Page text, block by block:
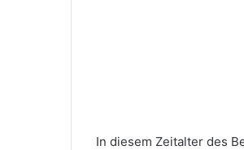
In diesem Zeitalter des